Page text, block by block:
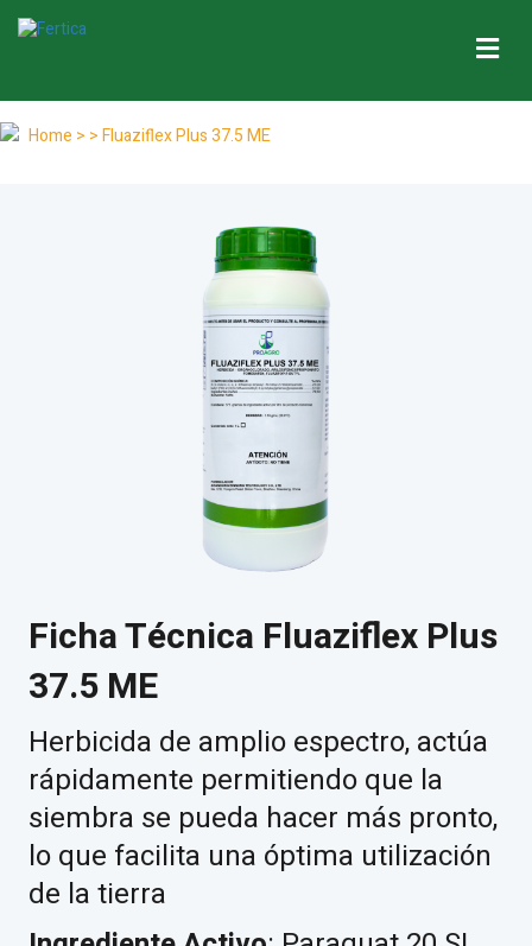
Home > > Fluaziflex Plus 37.5 ME
Ficha Técnica Fluaziflex Plus
37.5 ME
Herbicida de amplio espectro, actúa
rápidamente permitiendo que la
siembra se pueda hacer más pronto,
lo que facilita una óptima utilización
de la tierra